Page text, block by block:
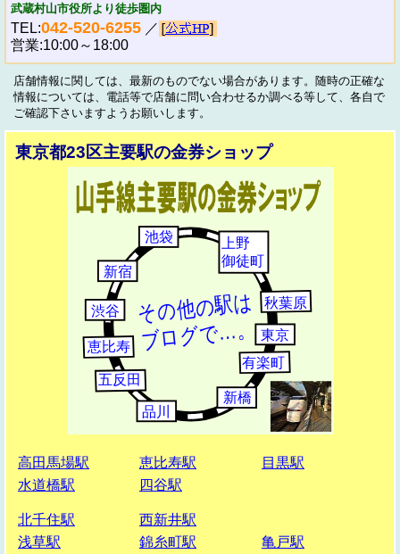
武蔵村山市役所より徒歩圏内
TEL:042-520-6255 ／
営業:10:00～18:00
店舗情報に関しては、最新のものでない場合があります。随時の正確な
情報については、電話等で店舗に問い合わせるか調べる等して、各自で
ご確認下さいますようお願いします。
東京都23区主要駅の金券ショップ
高田馬場駅 恵比寿駅
目黒駅
水道橋駅
四谷駅
北千住駅
西新井駅
浅草駅
錦糸町駅
亀戸駅